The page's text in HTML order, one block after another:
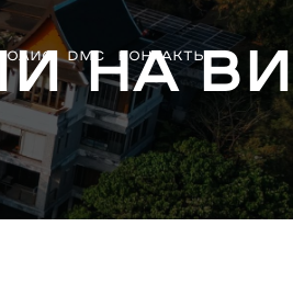
DMC КОНТАКТЫ
на